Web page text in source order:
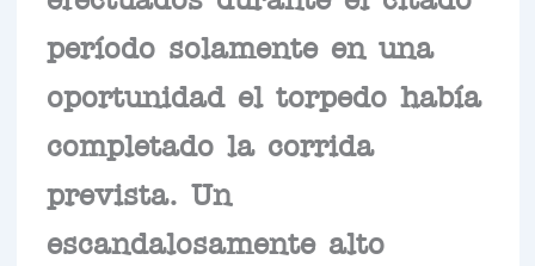
período solamente en una
oportunidad el torpedo había
completado la corrida
prevista. Un
escandalosamente alto